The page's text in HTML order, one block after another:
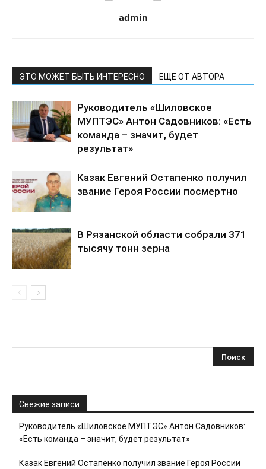
admin
ЭТО МОЖЕТ БЫТЬ ИНТЕРЕСНО ЕЩЕ ОТ АВТОРА
Руководитель «Шиловское
МУПТЭС» Антон Садовников: «Есть
команда – значит, будет
результат»
Казак Евгений Остапенко получил
звание Героя России посмертно
В Рязанской области собрали 371
тысячу тонн зерна
Свежие записи
Руководитель «Шиловское МУПТЭС» Антон Садовников:
«Есть команда – значит, будет результат»
Казак Евгений Остапенко получил звание Героя России